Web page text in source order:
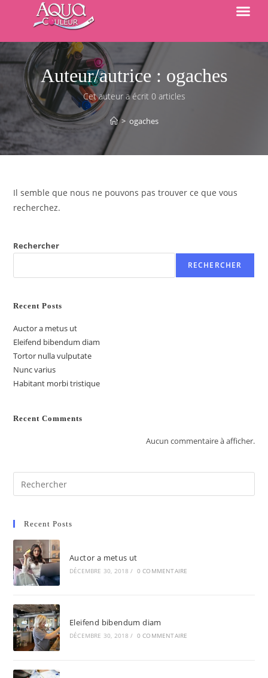
Auteur/autrice : ogaches
Cet auteur a écrit 0 articles
> ogaches
Il semble que nous ne pouvons pas trouver ce que vous
recherchez.
Rechercher
RECHERCHER
Recent Posts
Auctor a metus ut
Eleifend bibendum diam
Tortor nulla vulputate
Nunc varius
Habitant morbi tristique
Recent Comments
Aucun commentaire à afficher.
Recent Posts
Auctor a metus ut
DÉCEMBRE 30, 2018 / 0 COMMENTAIRE
Eleifend bibendum diam
DÉCEMBRE 30, 2018 / 0 COMMENTAIRE